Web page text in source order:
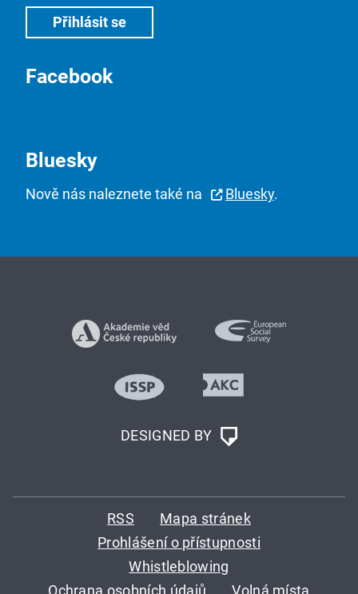
Facebook
Bluesky
Nově nás naleznete také na Bluesky.
DESIGNED BY
RSS
Mapa stránek
Prohlášení o přístupnosti
Whistleblowing
Ochrana osobních údajů
Volná místa